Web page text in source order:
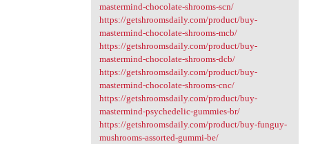
mastermind-chocolate-shrooms-scn/
https://getshroomsdaily.com/product/buy-
mastermind-chocolate-shrooms-mcb/
https://getshroomsdaily.com/product/buy-
mastermind-chocolate-shrooms-dcb/
https://getshroomsdaily.com/product/buy-
mastermind-chocolate-shrooms-cnc/
https://getshroomsdaily.com/product/buy-
mastermind-psychedelic-gummies-br/
https://getshroomsdaily.com/product/buy-funguy-
mushrooms-assorted-gummi-be/